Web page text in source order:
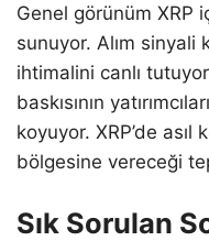
Genel görünüm XRP
sunuyor. Alım sinyali
ihtimalini canlı
baskısının
koyuyor. XRP’de asıl
bölgesine vereceği
Sık Sorulan